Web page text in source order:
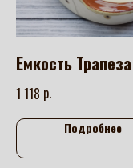
Емкость
1 118 р.
Подробнее